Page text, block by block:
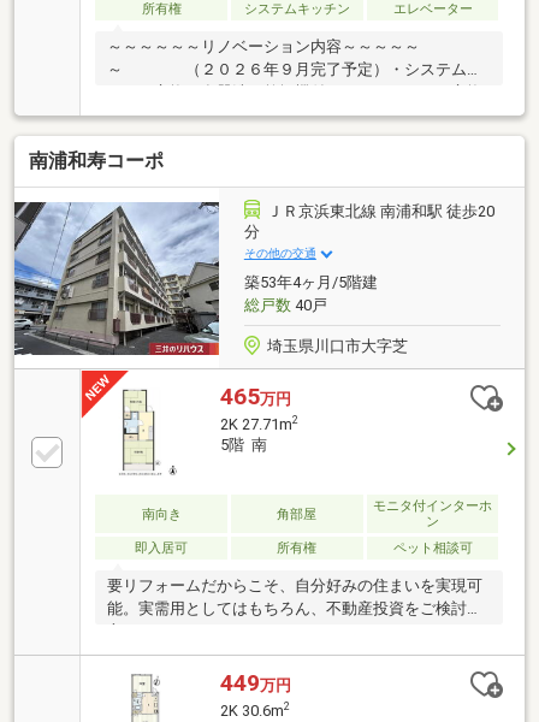
所有権
システムキッチン エレベーター
～～～～～～リノベーション内容～～～～～
～ （２０２６年９月完了予定）・システムキ
（浴室換気乾燥機付）・洗面化粧台交換・トイレ交
換・建具交換・洗濯機用防水パン交換 ・ガス給湯器
交換 ・・・等リフォーム内容は予定であり変更と
なる場合がございます。日照・眺望は永続的に保証さ
れるものではありません。～～～～～～～～～～～～
～～～～～～～～
南浦和寿コーポ
ＪＲ京浜東北線 南浦和駅 徒歩20
分
その他の交通
築53年4ヶ月/5階建
総戸数40戸
埼玉県川口市大字芝
465万円
2K 27.71m2
5階 南
南向き 角部屋
モニタ付インターホ
ン
即入居可
所有権 ペット相談可
要リフォームだからこそ、自分好みの住まいを実現可
能。実需用としてはもちろん、不動産投資をご検討の
449万円
2K 30.6m2